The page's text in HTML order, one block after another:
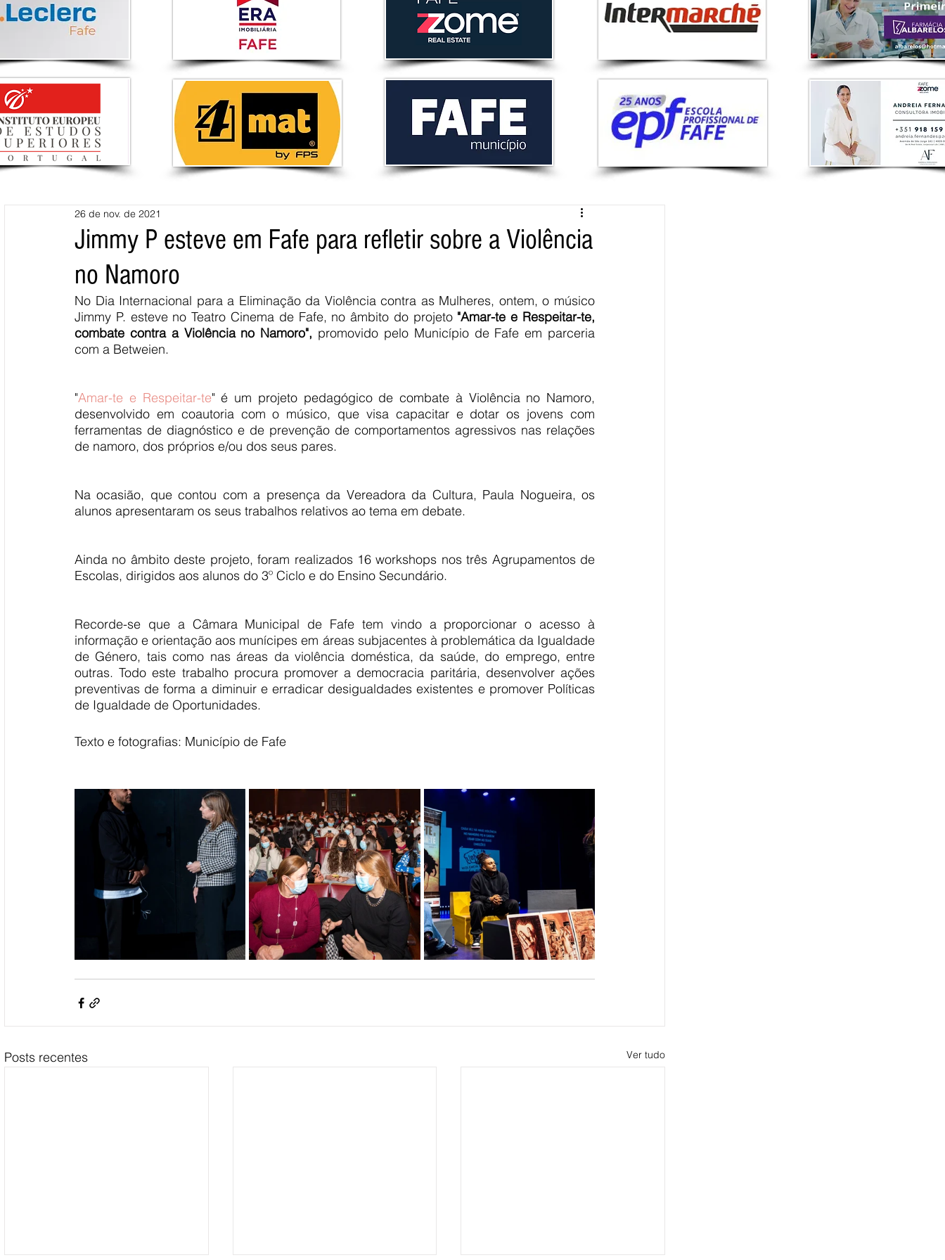
Jimmy P esteve em Fafe para refletir sobre a Violência
no Namoro
26 de nov. de 2021
No Dia Internacional para a Eliminação da Violência contra as Mulheres, ontem, o músico
Jimmy P. esteve no Teatro Cinema de Fafe, no âmbito do projeto "Amar-te e Respeitar-te,
combate contra a Violência no Namoro", promovido pelo Município de Fafe em parceria
com a Betweien.
"Amar-te e Respeitar-te" é um projeto pedagógico de combate à Violência no Namoro,
desenvolvido em coautoria com o músico, que visa capacitar e dotar os jovens com
ferramentas de diagnóstico e de prevenção de comportamentos agressivos nas relações
de namoro, dos próprios e/ou dos seus pares.
Na ocasião, que contou com a presença da Vereadora da Cultura, Paula Nogueira, os
alunos apresentaram os seus trabalhos relativos ao tema em debate.
Ainda no âmbito deste projeto, foram realizados 16 workshops nos três Agrupamentos de
Escolas, dirigidos aos alunos do 3º Ciclo e do Ensino Secundário.
Recorde-se que a Câmara Municipal de Fafe tem vindo a proporcionar o acesso à
informação e orientação aos munícipes em áreas subjacentes à problemática da Igualdade
de Género, tais como nas áreas da violência doméstica, da saúde, do emprego, entre
outras. Todo este trabalho procura promover a democracia paritária, desenvolver ações
preventivas de forma a diminuir e erradicar desigualdades existentes e promover Políticas
de Igualdade de Oportunidades.
Texto e fotografias: Município de Fafe
Posts recentes Ver tudo